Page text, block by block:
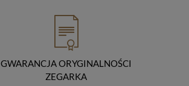
GWARANCJA ORYGINALNOŚCI
ZEGARKA